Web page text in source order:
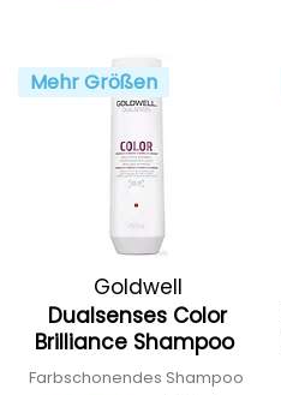
Mehr Größen
Goldwell
Dualsenses Color
Brilliance Shampoo
Farbschonendes Shampoo